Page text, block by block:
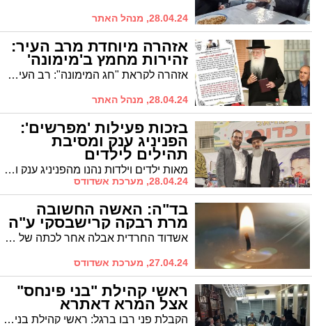
28.04.24, מנהל האתר
אזהרה מיוחדת מרב העיר:
זהירות מחמץ ב'מימונה'
אזהרה לקראת "חג המימונה": רב העיר הרה"ג ר' חיים שמעון פינטו פרסם איגרת לתושבי העיר בענין איסור הכנת מאכלי חמץ בחג "שביעי של פסח" לקראת "חג המימונה"
28.04.24, מנהל האתר
בזכות פעילות 'מפרשים':
הפניניג ענק ומסיבת
תהילים לילדים
מאות ילדים וילדות נהנו מהפניניג ענק ומסיבת תהילים יחד עם המרכז לצעירים "ילדי שגיא ויעקב". הרב חיים אמסילי חבר מועצת העיר קצר שבח והערכה על הפעילויות
28.04.24, מערכת אשדודס
בד"ה: האשה החשובה
מרת רבקה קרישבסקי ע"ה
אשדוד החרדית אבלה אחר לכתה של האשה החשובה מרת רבקה קרישבסקי ע"ה. אשת יבלחט"א הרב טוביה קרישבסקי שליט"א. הלוויתה תצא מקרית פיטסבורג בשעה 11.30 ובשעה 12.30 מבית ההספדים החדש לחלקת פיטסבורג בבית העלמין באשדוד
27.04.24, מערכת אשדודס
ראשי קהילת "בני פינחס"
אצל המרא דאתרא
הקבלת פני רבו ברגל: ראשי קהילת בני פינחס ובראשם הרב נויביק והרב צוקר אצל רב העיר הגר"י שיינין שליט"א